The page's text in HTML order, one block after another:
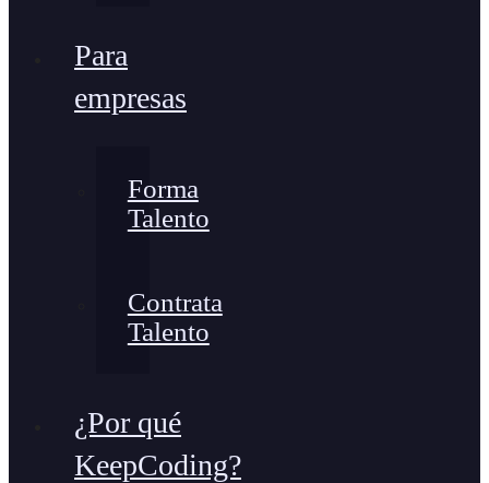
Para
empresas
Forma
Talento
Contrata
Talento
¿Por qué
KeepCoding?